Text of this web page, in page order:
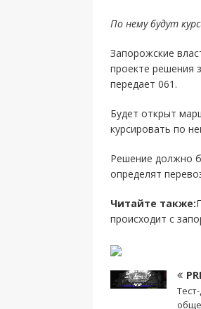
По нему будут
Запорожские
проекте решения
передает 061.
Будет открыт
курсировать по
Решение должно
определят
Читайте также:
происходит с